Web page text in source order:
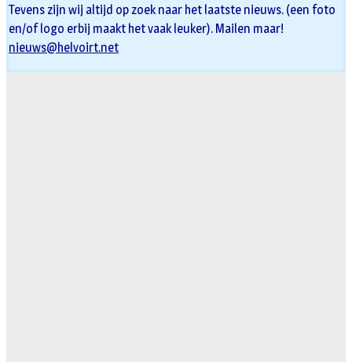
Tevens zijn wij altijd op zoek naar het laatste nieuws. (een foto
en/of logo erbij maakt het vaak leuker). Mailen maar!
nieuws@helvoirt.net